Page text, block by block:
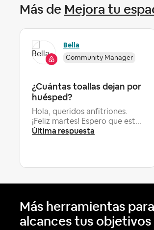
Más de Mejora tu
Bella
Community Manager
¿Cuántas toallas dejan por
huésped?
Hola, queridos anfitriones.
¡Feliz martes! Espero que est...
Última respuesta
Más herramientas
alcances tus objetivos